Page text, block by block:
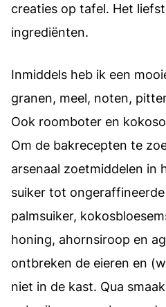
creaties op tafel. Het
ingrediënten.
Inmiddels heb ik een
granen, meel, noten,
Ook roomboter en
Om de bakrecepten te
arsenaal zoetmiddelen in
suiker tot
palmsuiker,
honing, ahornsiroop en
ontbreken de eieren en
niet in de kast. Qua